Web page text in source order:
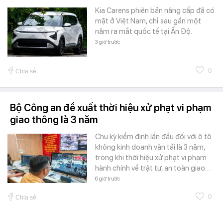
Kia Carens phiên bản nâng cấp đã có
mặt ở Việt Nam, chỉ sau gần một
năm ra mắt quốc tế tại Ấn Độ.
3 giờ trước
Chia sẻ 0
Bộ Công an đề xuất thời hiệu xử phạt vi phạm
giao thông là 3 năm
Chu kỳ kiểm định lần đầu đối với ô tô
không kinh doanh vận tải là 3 năm,
trong khi thời hiệu xử phạt vi phạm
hành chính về trật tự, an toàn giao…
6 giờ trước
Chia sẻ 0